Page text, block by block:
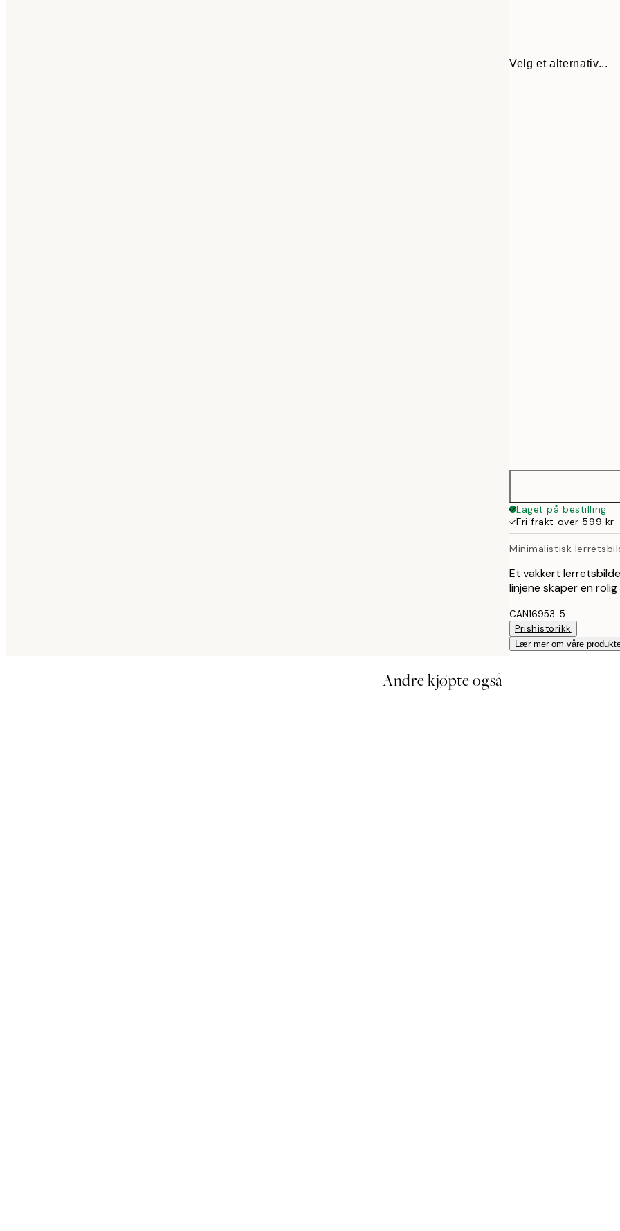
Velg et alternativ...
Laget på bestilling
Fri frakt over 599 kr
Minimalistisk
Et vakkert
linjene skaper en
CAN16953-5
Prishistorikk
Lær mer om våre
Andre kjøpte også